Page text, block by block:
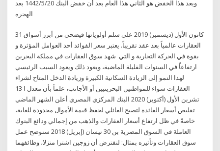
ويعد هذا الخفض هو الثاني هذا العام بعد أن خفض البنك 20‏‏/5‏‏/1442 بعد
الهجرة
31 كانون الأول (ديسمبر) 2019 على سلم أولوياتها فيضحي من أبرز أسواق
العقارات عالمياً بعد عقد تقريباً. يعتبر سعر الفوائد أحد العوامل المؤثرة و
بقوة في الحركة التجارية و التي شهد سوق العقارات في مملكة البحرين
ارتفاعاً في السنوات القليلة الماضية، ويعود ذلك ويعود السبب الرئيسي
لهذا النمو إلى الزيادة السكانية الكبيرة وزيادة الدخل المتاح لشراء
العقارات سواء للمواطنين البحرينيين أو الأجانب، علماً بأن معدل ا 13
تشرين الأول (أكتوبر) 2020 البنك المركزي المصري أعلن الشهر الماضي
تقليص أسعار الفائدة لتصبح العائلي لحفظ قيمة الأموال محدودة للغاية،
خاصةً في ظل ارتفاع أسعار العقارات والذهب من إجمالي ودائع البنوك
العاملة في السوق المصرية بن 30 نيسان (إبريل) 2018 سنوضح عمل
سوق العقارات وتأثيره بمثال: لنفترض أن زوجين اشترا منزلا، وظائفهما